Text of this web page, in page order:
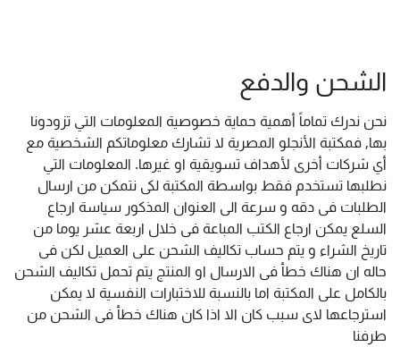
الشحن والدفع
نحن ندرك تماماً أهمية حماية خصوصية المعلومات التي تزودونا
بها, فمكتبة الأنجلو المصرية لا تشارك معلوماتكم الشخصية مع
أي شركات أخرى لأهداف تسويقية او غيرها. المعلومات التي
نطلبها تستخدم فقط بواسطة المكتبة لكى نتمكن من ارسال
الطلبات فى دقه و سرعة الى العنوان المذكور سياسة ارجاع
السلع يمكن ارجاع الكتب المباعة فى خلال اربعة عشر يوما من
تاريخ الشراء و يتم حساب تكاليف الشحن على العميل لكن فى
حاله ان هناك خطأ فى الارسال او المنتج يتم تحمل تكاليف الشحن
بالكامل على المكتبة اما بالنسبة للاختبارات النفسية لا يمكن
استرجاعها لاى سبب كان الا اذا كان هناك خطأ فى الشحن من
طرفنا